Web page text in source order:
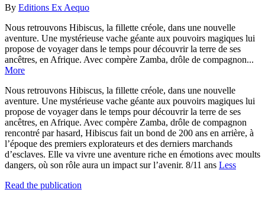
By Editions Ex Aequo
Nous retrouvons Hibiscus, la fillette créole, dans une nouvelle
aventure. Une mystérieuse vache géante aux pouvoirs magiques lui
propose de voyager dans le temps pour découvrir la terre de ses
ancêtres, en Afrique. Avec compère Zamba, drôle de compagnon...
More
Nous retrouvons Hibiscus, la fillette créole, dans une nouvelle
aventure. Une mystérieuse vache géante aux pouvoirs magiques lui
propose de voyager dans le temps pour découvrir la terre de ses
ancêtres, en Afrique. Avec compère Zamba, drôle de compagnon
rencontré par hasard, Hibiscus fait un bond de 200 ans en arrière, à
l’époque des premiers explorateurs et des derniers marchands
d’esclaves. Elle va vivre une aventure riche en émotions avec moults
dangers, où son rôle aura un impact sur l’avenir. 8/11 ans Less
Read the publication